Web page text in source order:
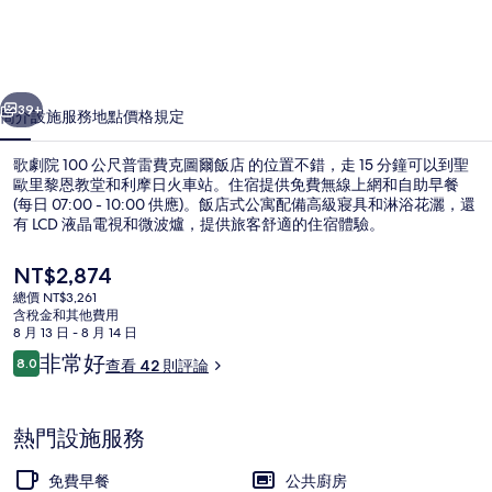
雷
費
克
圖
飯
店
的
相
片
集
個 下一個
39+
簡介設施服務地點價格規定
歌劇院 100 公尺普雷費克圖爾飯店 的位置不錯，走 15 分鐘可以到聖
歐里黎恩教堂和利摩日火車站。住宿提供免費無線上網和自助早餐
(每日 07:00 - 10:00 供應)。飯店式公寓配備高級寢具和淋浴花灑，還
有 LCD 液晶電視和微波爐，提供旅客舒適的住宿體驗。
目
前
的
價
格
是
NT$2,874
總價 NT$3,261
含稅金和其他費用
8 月 13 日 - 8 月 14 日
評
論
8.08.0 分，滿分 10 分，
非常好查看 42 則評論
熱門設施服務
免費早餐
公共廚房